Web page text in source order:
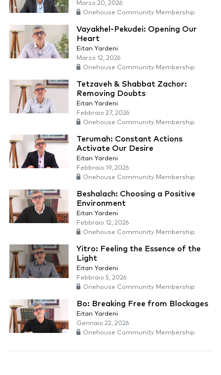
Marzo 20, 2026
Onehouse Community Membership
Vayakhel-Pekudei: Opening Our
Heart
Eitan Yardeni
Marzo 12, 2026
Onehouse Community Membership
Tetzaveh & Shabbat Zachor:
Removing Doubts
Eitan Yardeni
Febbraio 27, 2026
Onehouse Community Membership
Terumah: Constant Actions
Activate Our Desire
Eitan Yardeni
Febbraio 19, 2026
Onehouse Community Membership
Beshalach: Choosing a Positive
Environment
Eitan Yardeni
Febbraio 12, 2026
Onehouse Community Membership
Yitro: Feeling the Essence of the
Light
Eitan Yardeni
Febbraio 5, 2026
Onehouse Community Membership
Bo: Breaking Free from Blockages
Eitan Yardeni
Gennaio 22, 2026
Onehouse Community Membership